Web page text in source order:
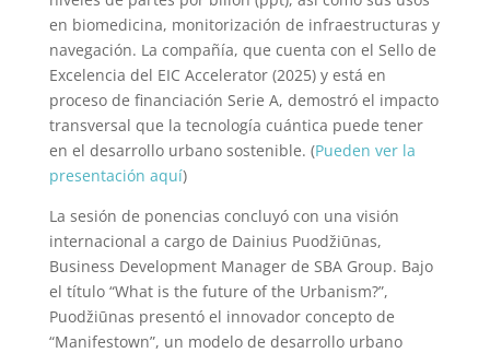
en biomedicina, monitorización de infraestructuras y
navegación. La compañía, que cuenta con el Sello de
Excelencia del EIC Accelerator (2025) y está en
proceso de financiación Serie A, demostró el impacto
transversal que la tecnología cuántica puede tener
en el desarrollo urbano sostenible. (Pueden ver la
presentación aquí)
La sesión de ponencias concluyó con una visión
internacional a cargo de Dainius Puodžiūnas,
Business Development Manager de SBA Group. Bajo
el título “What is the future of the Urbanism?”,
Puodžiūnas presentó el innovador concepto de
“Manifestown”, un modelo de desarrollo urbano